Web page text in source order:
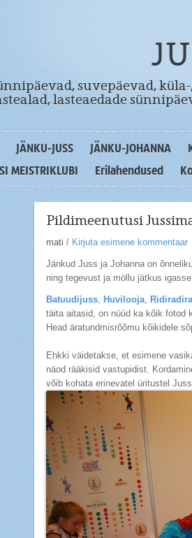
suvepäevad,
lasteaedade
JÄNKU-JUSS JÄNKU-JOHANNA
MEISTRIKLUBI
Erilahendused
Pildimeenutusi
mati / Kirjuta esimene kommentaar
Jänkud Juss ja Johanna on
ning tegevust ja möllu jätkus
Batuudijuss, Huvilooja,
täita aitasid, on nüüd ka kõik fotod
Head äratundmisrõõmu kõikidele
Ehkki väidetakse, et esimene
näod rääkisid vastupidist.
võib kohata erinevatel üritustel